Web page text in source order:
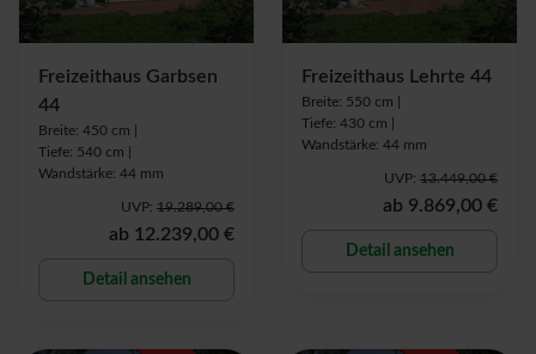
Freizeithaus Garbsen
44
Breite: 450 cm |
Tiefe: 540 cm |
Wandstärke: 44 mm
UVP: 19.289,00 €
ab 12.239,00 €
Detail ansehen
Freizeithaus Lehrte 44
Breite: 550 cm |
Tiefe: 430 cm |
Wandstärke: 44 mm
UVP: 13.449,00 €
ab 9.869,00 €
Detail ansehen